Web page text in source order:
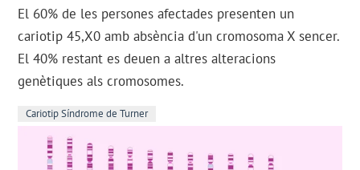
El 60% de les persones afectades presenten un
cariotip 45,X0 amb absència d'un cromosoma X sencer.
El 40% restant es deuen a altres alteracions
genètiques als cromosomes.
Cariotip Síndrome de Turner